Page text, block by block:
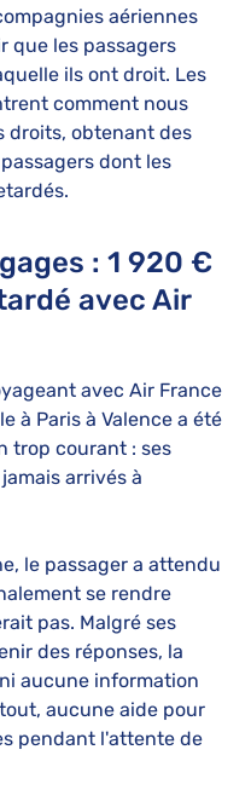
aériennes
que les passagers
ils ont droit. Les
comment nous
droits, obtenant des
dont les
: 1 920 €
avec Air
avec Air France
à Paris à Valence a été
trop courant : ses
arrivés à
le passager a attendu
se rendre
pas. Malgré ses
des réponses, la
aucune information
aucune aide pour
pendant l'attente de